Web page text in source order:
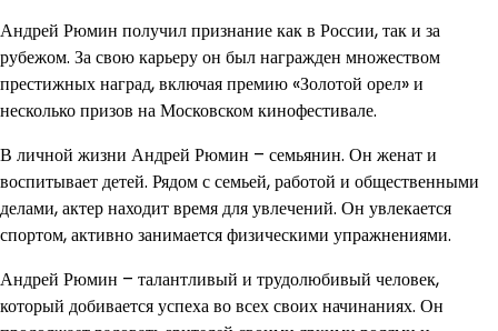
Андрей Рюмин получил признание как в России, так и за
рубежом. За свою карьеру он был награжден множеством
престижных наград, включая премию «Золотой орел» и
несколько призов на Московском кинофестивале.
В личной жизни Андрей Рюмин – семьянин. Он женат и
воспитывает детей. Рядом с семьей, работой и общественными
делами, актер находит время для увлечений. Он увлекается
спортом, активно занимается физическими упражнениями.
Андрей Рюмин – талантливый и трудолюбивый человек,
который добивается успеха во всех своих начинаниях. Он